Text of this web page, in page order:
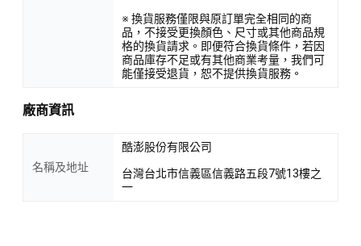
※ 換貨服務僅限與原訂單完全相同的商
品，不接受更換顏色、尺寸或其他商品規
格的換貨請求。即便符合換貨條件，若因
商品庫存不足或有其他商業考量，我們可
能僅接受退貨，恕不提供換貨服務。
廠商資訊
名稱及地址
酷澎股份有限公司
台灣台北市信義區信義路五段7號13樓之
一